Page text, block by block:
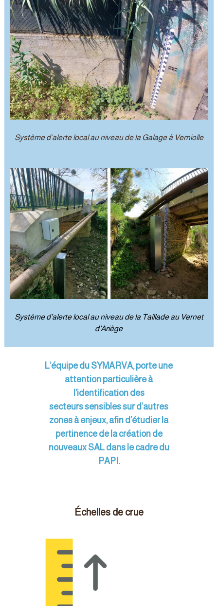
Système d’alerte local au niveau de la Galage à Verniolle
Système d’alerte local au niveau de la Taillade au Vernet
d’Ariège
L’équipe du SYMARVA, porte une
attention particulière à
l’identification des
secteurs sensibles sur d’autres
zones à enjeux, afin d’étudier la
pertinence de la création de
nouveaux SAL dans le cadre du
PAPI.
Échelles de crue